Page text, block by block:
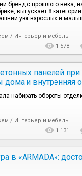
бренд с прошлого века,
выпускает 8 категорий
уют взрослых и
/ Интерьер и мебель
1 578
панелей при
дома и внутренняя
набирать обороты
/ Интерьер и мебель
1 131
в «ARMADA»: